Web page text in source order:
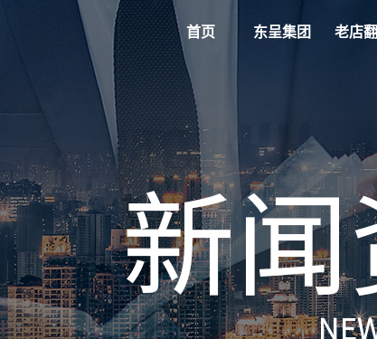
首页 东呈集团 老店